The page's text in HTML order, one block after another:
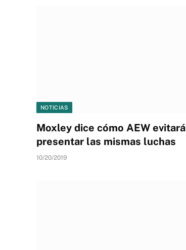
NOTICIAS
Moxley dice cómo AEW evitará
presentar las mismas luchas
10/20/2019